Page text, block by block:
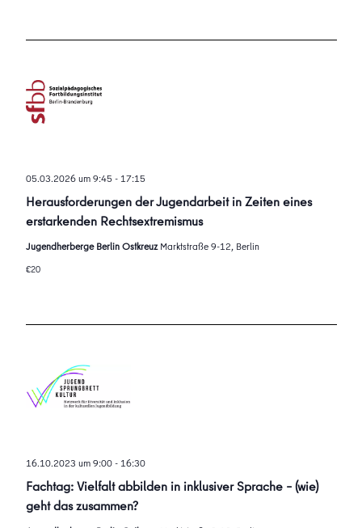
Herausforderungen der Jugendarbeit in Zeiten eines
erstarkenden Rechtsextremismus
05.03.2026 um 9:45- 17:15
Jugendherberge Berlin OstkreuzMarktstraße 9-12, Berlin
€20
Fachtag: Vielfalt abbilden in inklusiver Sprache – (wie)
geht das zusammen?
16.10.2023 um 9:00- 16:30